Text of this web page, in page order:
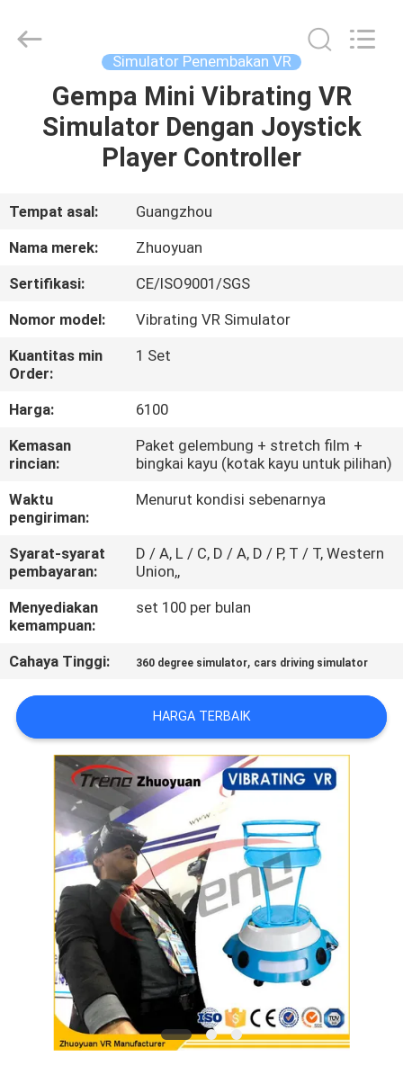
RUMAH
TAMPILAN
VR
TENTANG
KAMI
TUR
PABRIK
KONTROL
KUALITAS
HUBUNGI
BERITA
KASUS
SITEMAP
PRIVACY
POLICY
Co.,Ltd.
Simulator Penembakan VR
Gempa Mini Vibrating VR
Simulator Dengan Joystick
Player Controller
Tempat asal:
Guangzhou
Nama merek:
Zhuoyuan
Sertifikasi:
CE/ISO9001/SGS
Nomor model:
Vibrating VR Simulator
Kuantitas min
Order:
1 Set
Harga:
6100
Kemasan
rincian:
Paket gelembung + stretch film +
bingkai kayu (kotak kayu untuk pilihan)
Waktu
pengiriman:
Menurut kondisi sebenarnya
Syarat-syarat
pembayaran:
D / A, L / C, D / A, D / P, T / T, Western
Union,,
Menyediakan
kemampuan:
set 100 per bulan
Cahaya Tinggi: 360 degree simulator, cars driving simulator
HARGA TERBAIK